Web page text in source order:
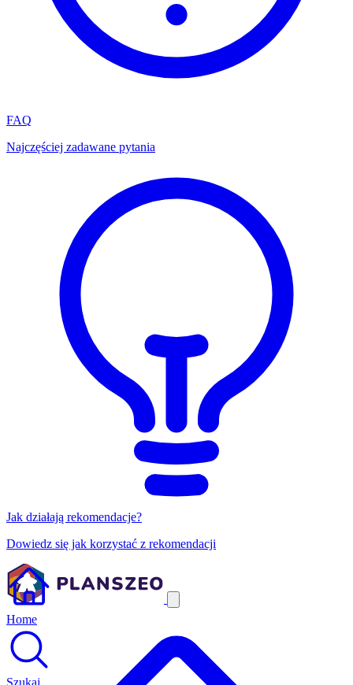
FAQ
Najczęściej zadawane pytania
Jak działają rekomendacje?
Dowiedz się jak korzystać z rekomendacji
Home
Szukaj